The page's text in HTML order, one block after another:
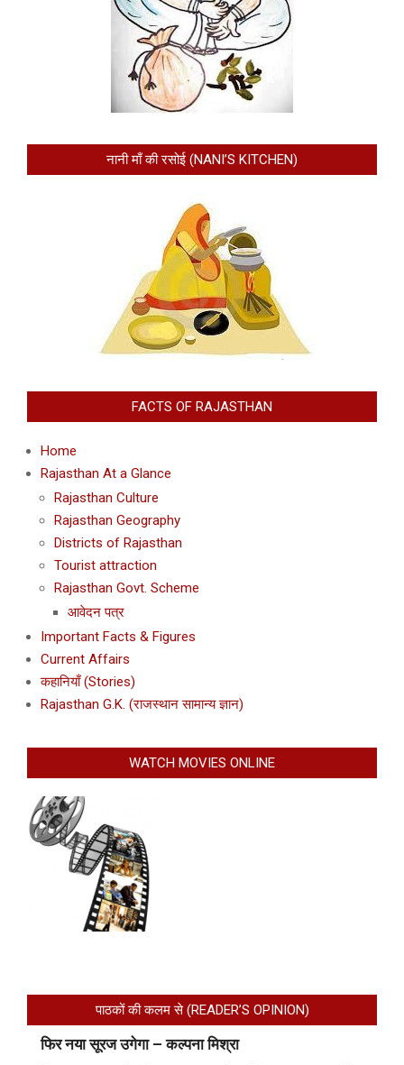
नानी माँ की रसोई (NANI’S KITCHEN)
FACTS OF RAJASTHAN
Home
Rajasthan At a Glance
Rajasthan Culture
Rajasthan Geography
Districts of Rajasthan
Tourist attraction
Rajasthan Govt. Scheme
आवेदन पत्र
Important Facts & Figures
Current Affairs
कहानियाँ (Stories)
Rajasthan G.K. (राजस्थान सामान्य ज्ञान)
WATCH MOVIES ONLINE
पाठकों की कलम से (READER’S OPINION)
फिर नया सूरज उगेगा – कल्पना मिश्रा